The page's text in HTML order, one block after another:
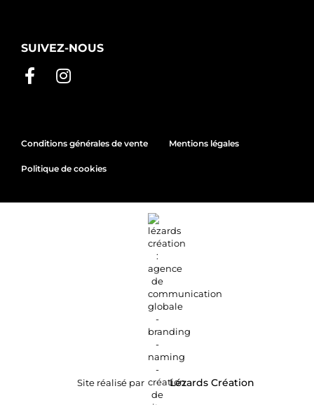
SUIVEZ-NOUS
Conditions générales de vente Mentions légales
Politique de cookies
Site réalisé par Lézards Création